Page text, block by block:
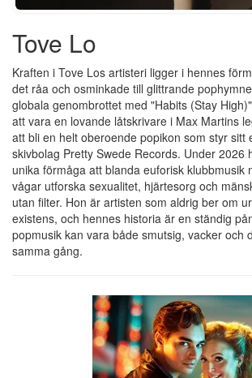
Tove Lo
Kraften i Tove Los artisteri ligger i hennes
det råa och osminkade till glittrande
globala genombrottet med "Habits (Stay
att vara en lovande låtskrivare i Max Martins
att bli en helt oberoende popikon som styr sitt
skivbolag Pretty Swede Records. Under 2026
unika förmåga att blanda euforisk klubbmusik
vågar utforska sexualitet, hjärtesorg och
utan filter. Hon är artisten som aldrig ber om
existens, och hennes historia är en ständig
popmusik kan vara både smutsig, vacker och
samma gång.